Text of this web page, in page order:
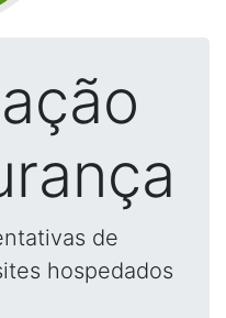
de
hospedados